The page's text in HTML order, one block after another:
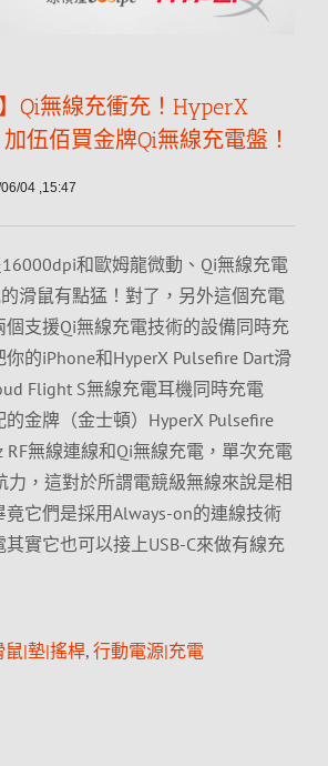
Qi無線充衝充！HyperX
伍佰買金牌Qi無線充電盤！
04 ,15:47
16000dpi和歐姆龍微動、Qi無線充電
滑鼠有點猛！對了，另外這個充電
支援Qi無線充電技術的設備同時充
的iPhone和HyperX Pulsefire Dart滑
Flight S無線充電耳機同時充電
金牌（金士頓）HyperX Pulsefire
RF無線連線和Qi無線充電，單次充電
力，這對於所謂電競級無線來說是相
它們是採用Always-on的連線技術
實它也可以接上USB-C來做有線充
鼠|墊|搖桿, 行動電源|充電